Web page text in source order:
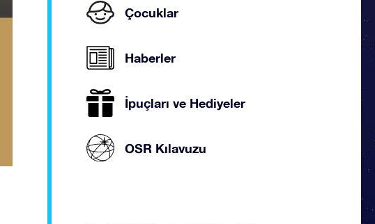
Çocuklar
Haberler
İpuçları ve Hediyeler
OSR Kılavuzu